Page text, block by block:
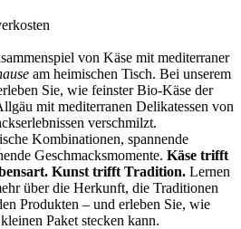
von Käse mit mediterraner
am heimischen Tisch. Bei unserem
Sie, wie feinster Bio-Käse der
mit mediterranen Delikatessen von
verschmilzt.
Kombinationen, spannende
Geschmacksmomente. Käse trifft
Kunst trifft Tradition. Lernen
über die Herkunft, die Traditionen
Produkten – und erleben Sie, wie
Paket stecken kann.